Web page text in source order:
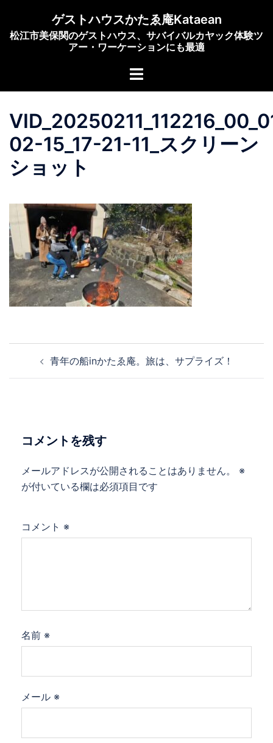
ゲストハウスかたゑ庵Kataean
松江市美保関のゲストハウス、サバイバルカヤック体験ツ
アー・ワーケーションにも最適
ト
メ
ュ
02-15_17-21-11_スクリーン
ショット
ョ
ン
青年の船inかたゑ庵。旅は、サプライズ！
コメントを残す
メールアドレスが公開されることはありません。
※
が付いている欄は必須項目です
コメント ※
名前 ※
メール ※